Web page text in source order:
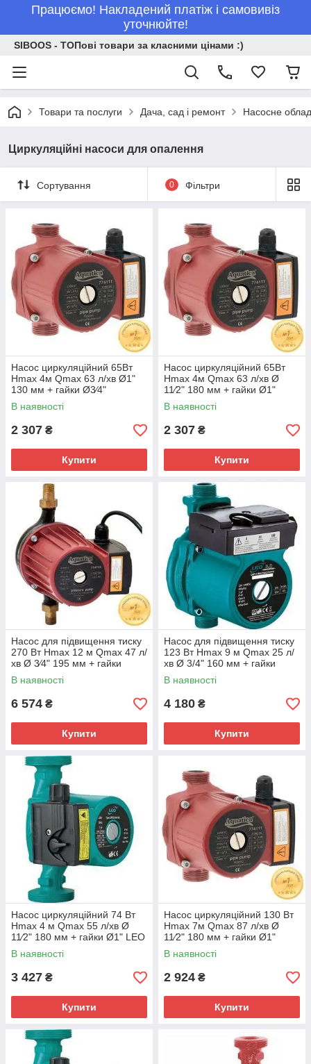
Працюємо! Накладений платіж і самовивіз
уточнюйте!
SIBOOS - ТОПові товари за класними цінами :)
Товари та послуги Дача, сад і ремонт Насосне
Циркуляційні насоси для опалення
Сортування 0 Фільтри
Насос циркуляційний 65Вт
Hmax 4м Qmax 63 л/хв Ø1"
130 мм + гайки Ø3⁄4"
AQUATICA (774111)
В наявності
2 307 ₴
Купити
Насос циркуляційний 65Вт
Hmax 4м Qmax 63 л/хв Ø
11⁄2" 180 мм + гайки Ø1"
AQUATICA (774112)
В наявності
2 307 ₴
Купити
Насос для підвищення тиску
270 Вт Hmax 12 м Qmax 47 л/
хв Ø 3⁄4" 195 мм + гайки
Ø1⁄2" AQUATICA (774714)
В наявності
6 574 ₴
Купити
Насос для підвищення тиску
123 Вт Hmax 9 м Qmax 25 л/
хв Ø 3/4" 160 мм + гайки
Ø1/2" LEO 3.0 (774741)
В наявності
4 180 ₴
Купити
Насос циркуляційний 74 Вт
Hmax 4 м Qmax 55 л/хв Ø
11⁄2" 180 мм + гайки Ø1" LEO
3.0 LRP25-40/180 (774412)
В наявності
3 427 ₴
Купити
Насос циркуляційний 130 Вт
Hmax 7м Qmax 87 л/хв Ø
11⁄2" 180 мм + гайки Ø1"
AQUATICA (774138)
В наявності
2 924 ₴
Купити